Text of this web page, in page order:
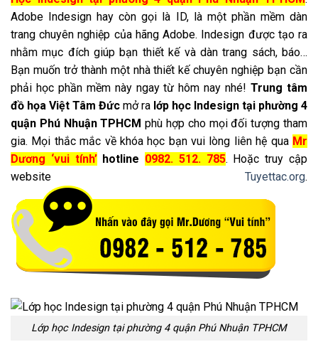
Adobe Indesign hay còn gọi là ID, là một phần mềm dàn
trang chuyên nghiệp của hãng Adobe. Indesign được tạo ra
nhằm mục đích giúp bạn thiết kế và dàn trang sách, báo…
Bạn muốn trở thành một nhà thiết kế chuyên nghiệp bạn cần
phải học phần mềm này ngay từ hôm nay nhé!Trung tâm
đồ họa Việt Tâm Đức mở ra lớp học Indesign tại phường 4
quận Phú Nhuận TPHCM phù hợp cho mọi đối tượng tham
gia. Mọi thắc mắc về khóa học bạn vui lòng liên hệ qua Mr
Dương ‘vui tính’ hotline 0982. 512. 785. Hoặc truy cập
website Tuyettac.org.
Lớp học Indesign tại phường 4 quận Phú Nhuận TPHCM